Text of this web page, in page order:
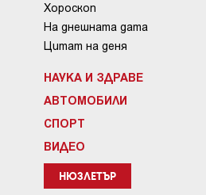
Хороскоп
На днешната дата
Цитат на деня
НАУКА И ЗДРАВЕ
АВТОМОБИЛИ
СПОРТ
ВИДЕО
НЮЗЛЕТЪР